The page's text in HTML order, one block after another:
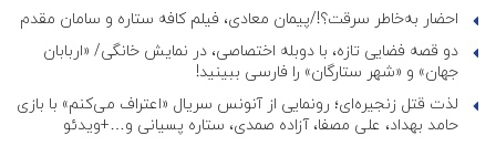
احضار به‌خاطر سرقت؟!/پیمان معادی، فیلم کافه ستاره و سامان مقدم
دو قصه فضایی تازه، با دوبله اختصاصی، در نمایش خانگی/ «اربابان
جهان» و «شهر ستارگان» را فارسی ببینید!
لذت قتل زنجیره‌ای؛ رونمایی از آنونس سریال «اعتراف می‌کنم» با بازی
حامد بهداد، علی مصفا، آزاده صمدی، ستاره پسیانی و…+ویدئو